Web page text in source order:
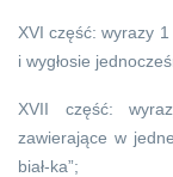
XVI część: wyrazy 1
i wygłosie
XVII część:
zawierające w
biał-ka”;